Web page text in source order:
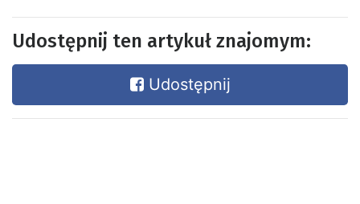
Udostępnij ten artykuł znajomym:
Udostępnij